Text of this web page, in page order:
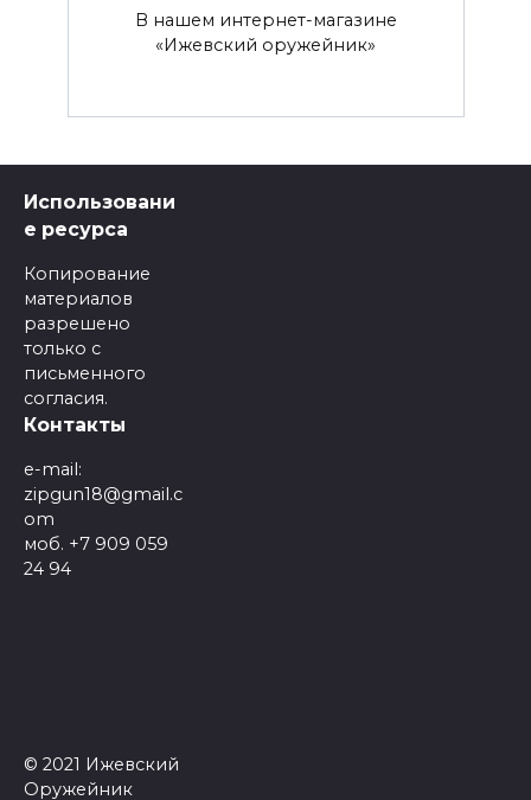
В нашем интернет-магазине
«Ижевский оружейник»
Использовани
е ресурса
Копирование
материалов
разрешено
только с
письменного
согласия.
Контакты
e-mail:
zipgun18@gmail.c
om
моб. +7 909 059
24 94
© 2021 Ижевский
Оружейник